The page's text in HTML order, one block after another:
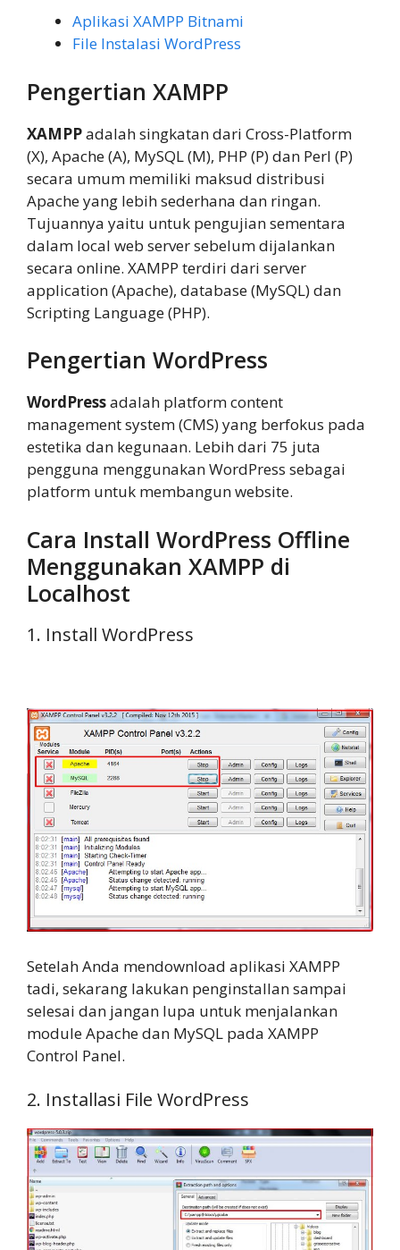
Aplikasi XAMPP Bitnami
File Instalasi WordPress
Pengertian XAMPP
XAMPPadalah singkatan dari Cross-Platform
(X), Apache (A), MySQL (M), PHP (P) dan Perl (P)
secara umum memiliki maksud distribusi
Apache yang lebih sederhana dan ringan.
Tujuannya yaitu untuk pengujian sementara
dalam local web server sebelum dijalankan
secara online. XAMPP terdiri dari server
application (Apache), database (MySQL) dan
Scripting Language (PHP).
Pengertian WordPress
WordPressadalah platform content
management system (CMS) yang berfokus pada
estetika dan kegunaan. Lebih dari 75 juta
pengguna menggunakan WordPress sebagai
platform untuk membangun website.
Cara Install WordPress Offline
Menggunakan XAMPP di
Localhost
1. Install WordPress
Setelah Anda mendownload aplikasi XAMPP
tadi, sekarang lakukan penginstallan sampai
selesai dan jangan lupa untuk menjalankan
module Apache dan MySQL pada XAMPP
Control Panel.
2. Installasi File WordPress